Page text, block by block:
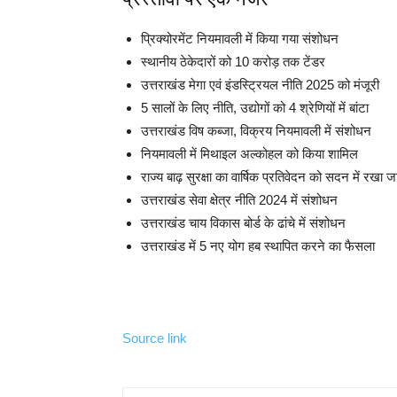
प्रिक्योरमेंट नियमावली में किया गया संशोधन
स्थानीय ठेकेदारों को 10 करोड़ तक टेंडर
उत्तराखंड मेगा एवं इंडस्ट्रियल नीति 2025 को मंजूरी
5 सालों के लिए नीति, उद्योगों को 4 श्रेणियों में बांटा
उत्तराखंड विष कब्जा, विक्रय नियमावली में संशोधन
नियमावली में मिथाइल अल्कोहल को किया शामिल
राज्य बाढ़ सुरक्षा का वार्षिक प्रतिवेदन को सदन में रखा
उत्तराखंड सेवा क्षेत्र नीति 2024 में संशोधन
उत्तराखंड चाय विकास बोर्ड के ढांचे में संशोधन
उत्तराखंड में 5 नए योग हब स्थापित करने का फैसला
Source link